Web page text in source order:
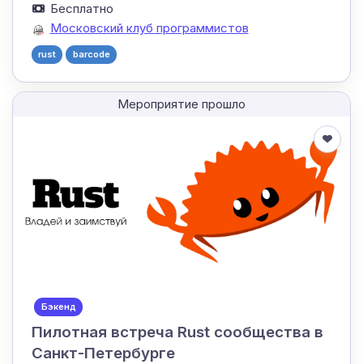
Бесплатно
Московский клуб программистов
rust barcode
Мероприятие прошло
Бэкенд
Пилотная встреча Rust сообщества в
Санкт-Петербурге